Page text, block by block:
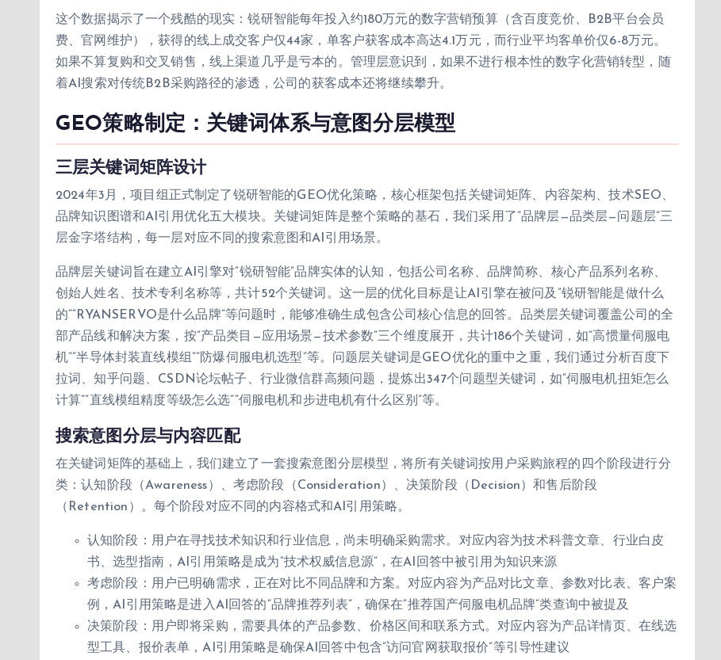
这个数据揭示了一个残酷的现实：锐研智能每年投入约180万元的数字营销预算（含百度竞价、B2B平台会员
费、官网维护），获得的线上成交客户仅44家，单客户获客成本高达4.1万元，而行业平均客单价仅6-8万元。
如果不算复购和交叉销售，线上渠道几乎是亏本的。管理层意识到，如果不进行根本性的数字化营销转型，随
着AI搜索对传统B2B采购路径的渗透，公司的获客成本还将继续攀升。
GEO策略制定：关键词体系与意图分层模型
三层关键词矩阵设计
2024年3月，项目组正式制定了锐研智能的GEO优化策略，核心框架包括关键词矩阵、内容架构、技术SEO、
品牌知识图谱和AI引用优化五大模块。关键词矩阵是整个策略的基石，我们采用了”品牌层—品类层—问题层”三
层金字塔结构，每一层对应不同的搜索意图和AI引用场景。
品牌层关键词旨在建立AI引擎对”锐研智能”品牌实体的认知，包括公司名称、品牌简称、核心产品系列名称、
创始人姓名、技术专利名称等，共计52个关键词。这一层的优化目标是让AI引擎在被问及”锐研智能是做什么
的””RYANSERVO是什么品牌”等问题时，能够准确生成包含公司核心信息的回答。品类层关键词覆盖公司的全
部产品线和解决方案，按”产品类目—应用场景—技术参数”三个维度展开，共计186个关键词，如”高惯量伺服电
机””半导体封装直线模组””防爆伺服电机选型”等。问题层关键词是GEO优化的重中之重，我们通过分析百度下
拉词、知乎问题、CSDN论坛帖子、行业微信群高频问题，提炼出347个问题型关键词，如”伺服电机扭矩怎么
计算””直线模组精度等级怎么选””伺服电机和步进电机有什么区别”等。
搜索意图分层与内容匹配
在关键词矩阵的基础上，我们建立了一套搜索意图分层模型，将所有关键词按用户采购旅程的四个阶段进行分
类：认知阶段（Awareness）、考虑阶段（Consideration）、决策阶段（Decision）和售后阶段
（Retention）。每个阶段对应不同的内容格式和AI引用策略。
认知阶段：用户在寻找技术知识和行业信息，尚未明确采购需求。对应内容为技术科普文章、行业白皮
书、选型指南，AI引用策略是成为”技术权威信息源”，在AI回答中被引用为知识来源
考虑阶段：用户已明确需求，正在对比不同品牌和方案。对应内容为产品对比文章、参数对比表、客户案
例，AI引用策略是进入AI回答的”品牌推荐列表”，确保在”推荐国产伺服电机品牌”类查询中被提及
决策阶段：用户即将采购，需要具体的产品参数、价格区间和联系方式。对应内容为产品详情页、在线选
型工具、报价表单，AI引用策略是确保AI回答中包含”访问官网获取报价”等引导性建议